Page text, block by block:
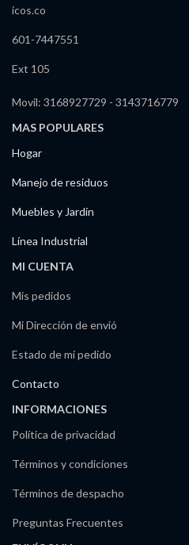
icos.co
601-7447551
Ext 105
Movil: 3168927729 - 3143716779
MAS POPULARES
Hogar
Manejo de residuos
Muebles y Jardín
Línea Industrial
MI CUENTA
Mis pedidos
Mi Dirección de envió
Estado de mi pedido
Contacto
INFORMACIONES
Política de privacidad
Términos y condiciones
Términos de despacho
Preguntas Frecuentes